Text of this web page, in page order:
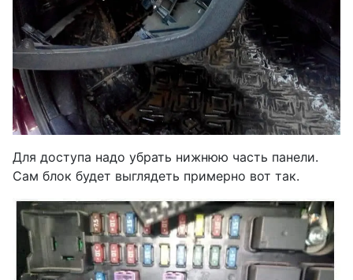
Для доступа надо убрать нижнюю часть панели.
Сам блок будет выглядеть примерно вот так.